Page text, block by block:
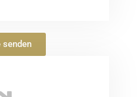
senden